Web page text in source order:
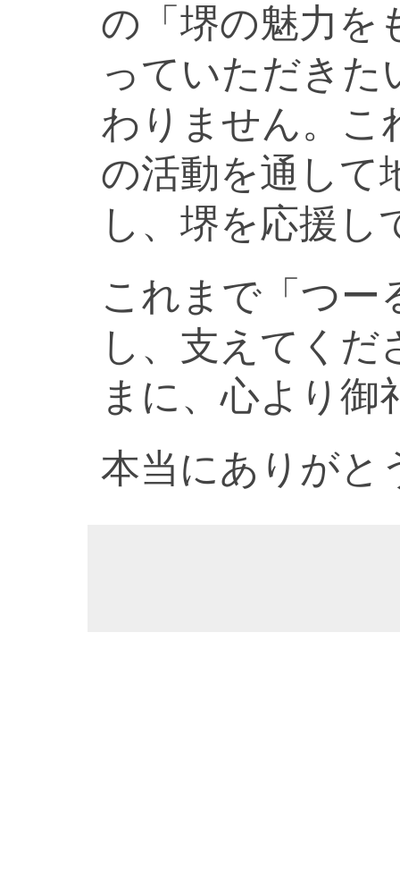
の「堺の魅力を
っていただきた
わりません。こ
の活動を通して
し、堺を応援し
これまで「つー
し、支えてく
まに、心より御
本当にありがと